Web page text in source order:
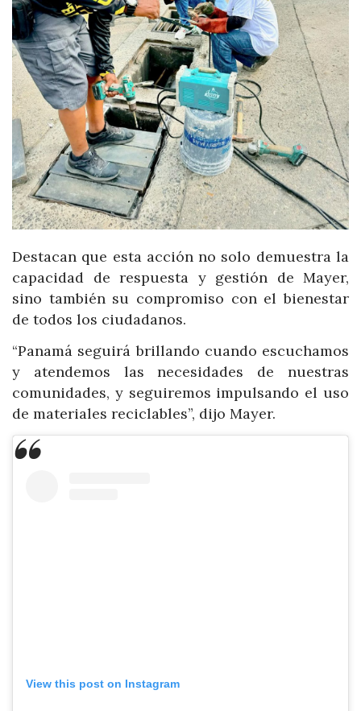
Destacan que esta acción no solo demuestra la
capacidad de respuesta y gestión de Mayer,
sino también su compromiso con el bienestar
de todos los ciudadanos.
“Panamá seguirá brillando cuando escuchamos
y atendemos las necesidades de nuestras
comunidades, y seguiremos impulsando el uso
de materiales reciclables”, dijo Mayer.
View this post on Instagram